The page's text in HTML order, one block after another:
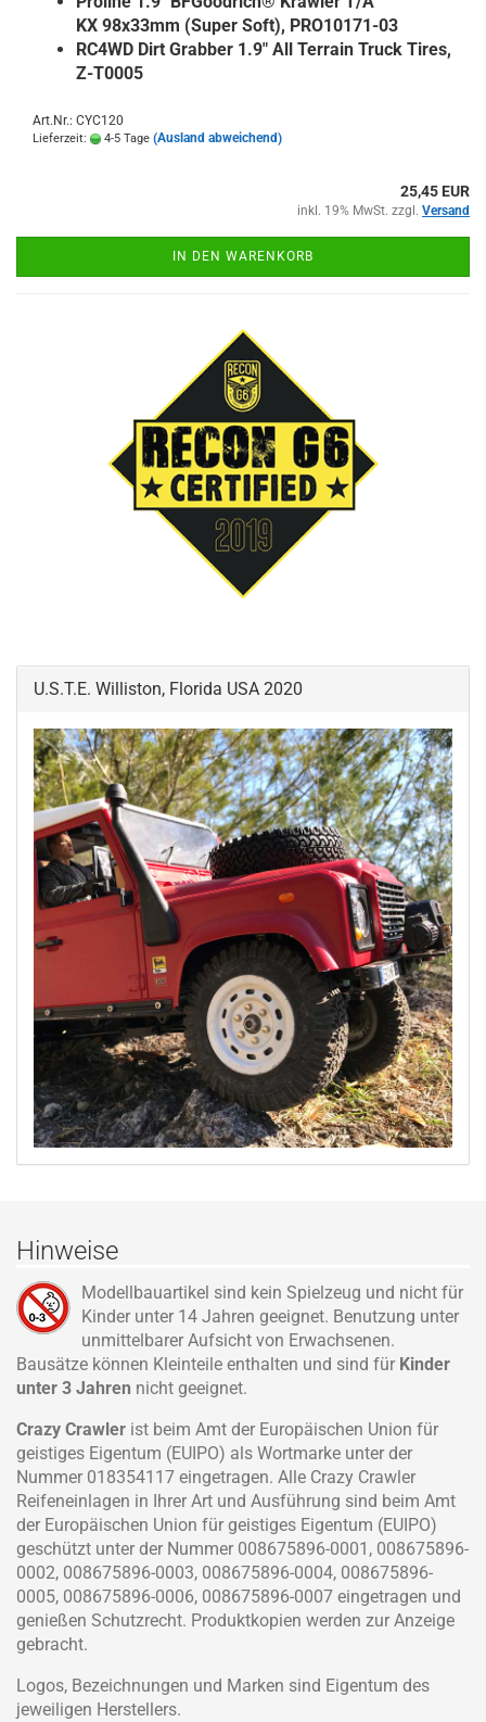
KX 98x33mm (Super Soft), PRO10171-03
RC4WD Dirt Grabber 1.9" All Terrain Truck Tires,
Z-T0005
Art.Nr.: CYC120
Lieferzeit: 4-5 Tage (Ausland abweichend)
25,45 EUR
inkl. 19% MwSt. zzgl. Versand
IN DEN WARENKORB
U.S.T.E. Williston, Florida USA 2020
Hinweise
Modellbauartikel sind kein Spielzeug und nicht für
Kinder unter 14 Jahren geeignet. Benutzung unter
unmittelbarer Aufsicht von Erwachsenen.
Bausätze können Kleinteile enthalten und sind für Kinder
unter 3 Jahren nicht geeignet.
Crazy Crawler ist beim Amt der Europäischen Union für
geistiges Eigentum (EUIPO) als Wortmarke unter der
Nummer 018354117 eingetragen. Alle Crazy Crawler
Reifeneinlagen in Ihrer Art und Ausführung sind beim Amt
der Europäischen Union für geistiges Eigentum (EUIPO)
geschützt unter der Nummer 008675896-0001, 008675896-
0002, 008675896-0003, 008675896-0004, 008675896-
0005, 008675896-0006, 008675896-0007 eingetragen und
genießen Schutzrecht. Produktkopien werden zur Anzeige
gebracht.
Logos, Bezeichnungen und Marken sind Eigentum des
jeweiligen Herstellers.